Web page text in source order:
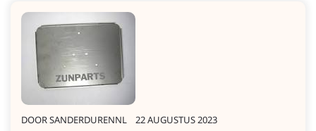
DOORSANDERDURENNL 22 AUGUSTUS 2023